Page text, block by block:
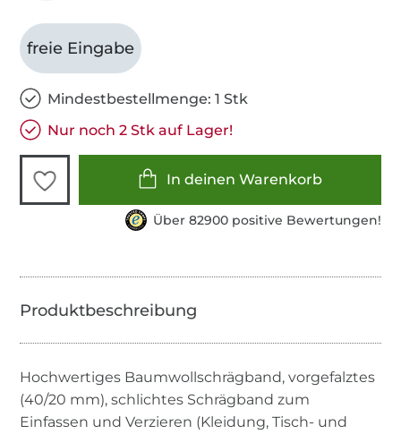
freie Eingabe
Mindestbestellmenge: 1 Stk
Nur noch 2 Stk auf Lager!
In deinen Warenkorb
Über 82900 positive Bewertungen!
Hochwertiges Baumwollschrägband, vorgefalztes
(40/20 mm), schlichtes Schrägband zum
Einfassen und Verzieren (Kleidung, Tisch- und